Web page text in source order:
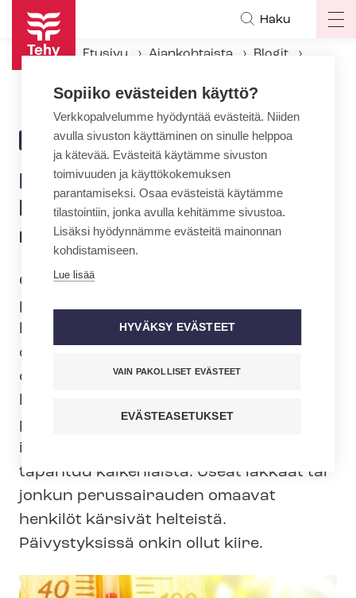
Hyppää
pääsisältöön
Haku
Etusivu Ajankohtaista
Blogit
BLOGI 15.7.2021 | 10:27
Hoitajilla on töissä liian
kuuma, missä viipyvät
ratkaisut?
Olemme saaneet nauttia
poikkeuksellisen lämpimästä kesästä ja
hellekausi on kestänyt pitkään. Tätähän
olemme odottaneet koko talven. Kolikolla
on kuitenkin toinenkin puoli. Kesä ja
lämmin lisää terveydenhuollon
palveluiden tarvetta. Lämmin ilma saa
ihmiset liikkeelle, jolloin myös sattuu ja
tapahtuu kaikenlaista. Useat iäkkäät tai
jonkun perussairauden omaavat
henkilöt kärsivät helteistä.
Päivystyksissä onkin ollut kiire.
Sopiiko evästeiden käyttö?
Verkkopalvelumme hyödyntää evästeitä. Niiden
avulla sivuston käyttäminen on sinulle helppoa
ja kätevää. Evästeitä käytämme sivuston
toimivuuden ja käyttökokemuksen
parantamiseksi. Osaa evästeistä käytämme
tilastointiin, jonka avulla kehitämme sivustoa.
Lisäksi hyödynnämme evästeitä mainonnan
kohdistamiseen.
Lue lisää
HYVÄKSY EVÄSTEET
VAIN PAKOLLISET EVÄSTEET
EVÄSTEASETUKSET